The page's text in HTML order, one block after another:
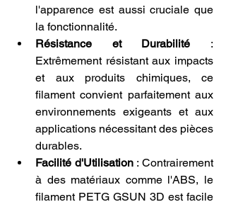
l'apparence est aussi cruciale que
la fonctionnalité.
Résistance et Durabilité :
Extrêmement résistant aux impacts
et aux produits chimiques, ce
filament convient parfaitement aux
environnements exigeants et aux
applications nécessitant des pièces
durables.
Facilité d'Utilisation : Contrairement
à des matériaux comme l'ABS, le
filament PETG GSUN 3D est facile